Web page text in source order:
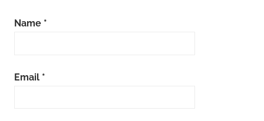
Name *
Email *